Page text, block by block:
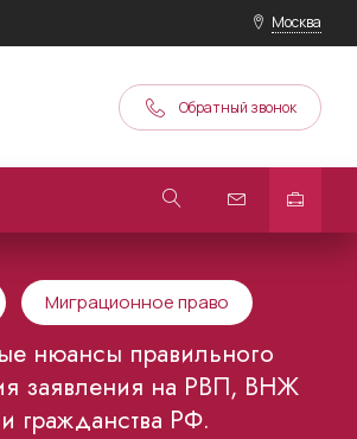
Москва
Обратный звонок
Миграционное право
нюансы правильного
заявления на РВП, ВНЖ
гражданства РФ.